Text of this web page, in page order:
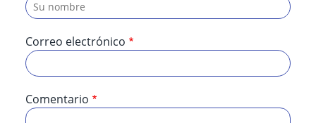
Correo electrónico
Comentario